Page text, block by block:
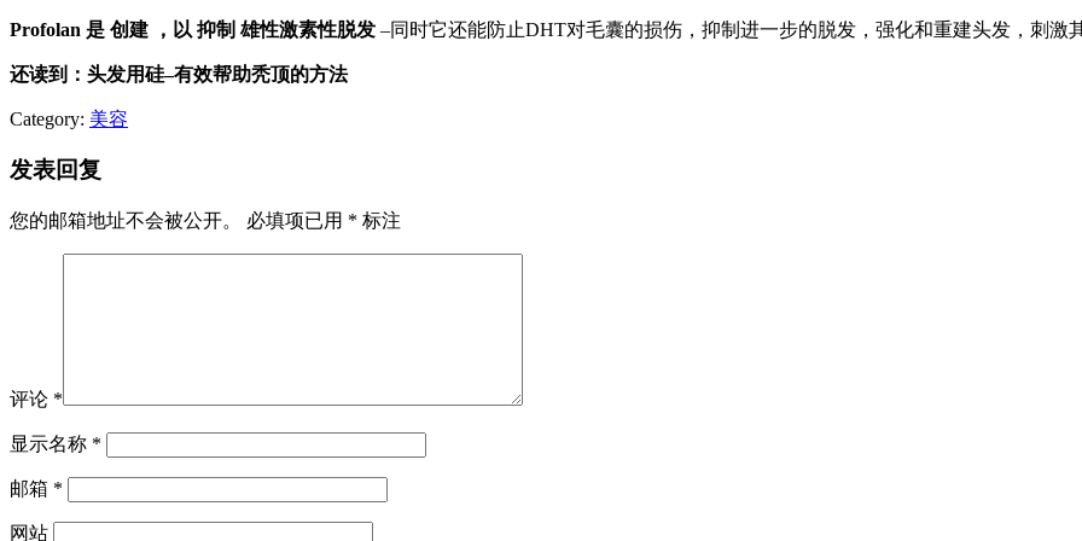
Profolan 是 创建 ，以 抑制 雄性激素性脱发 –同时它还能防止DHT对毛囊的损伤，抑制进一步的脱发，强化和重建头发，刺激
还读到：头发用硅–有效帮助秃顶的方法
Category: 美容
发表回复
您的邮箱地址不会被公开。 必填项已用 * 标注
评论 *
显示名称 *
邮箱 *
网站